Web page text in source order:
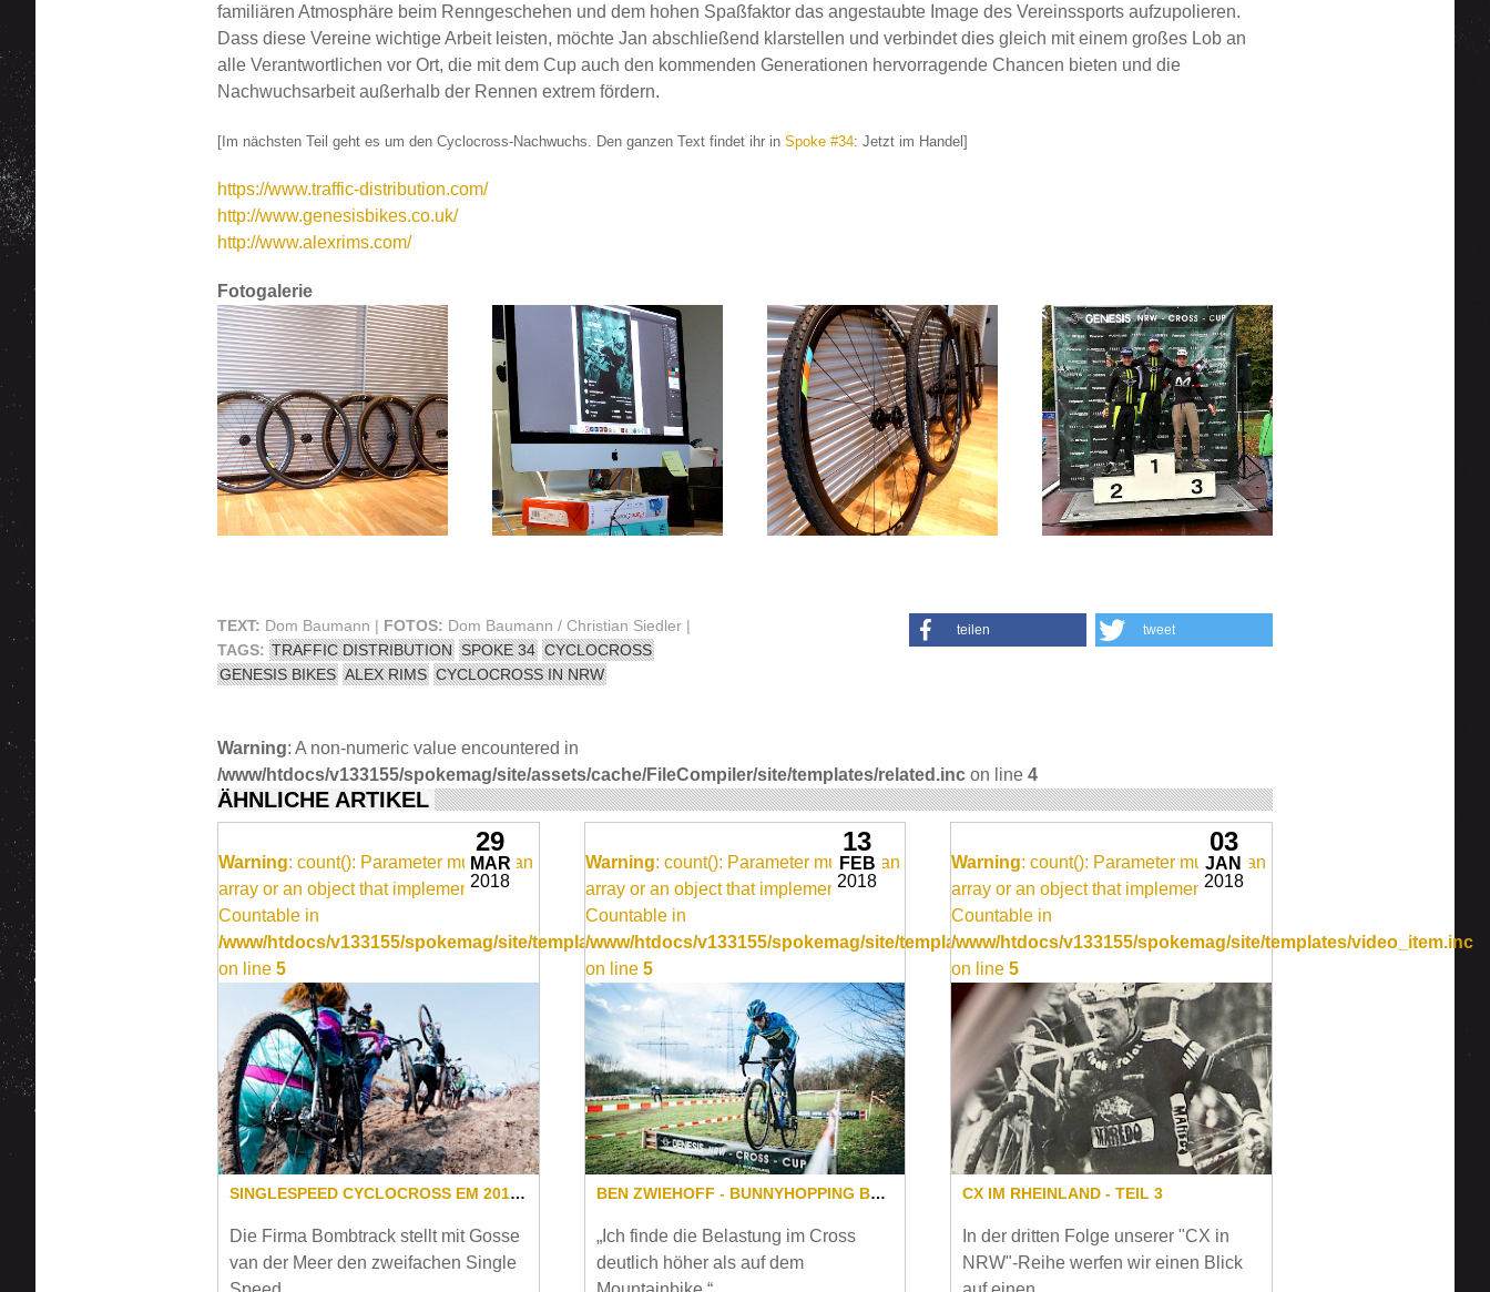
familiären Atmosphäre beim Renngeschehen und dem hohen Spaßfaktor das angestaubte Image des Vereinssports aufzupolieren.
Dass diese Vereine wichtige Arbeit leisten, möchte Jan abschließend klarstellen und verbindet dies gleich mit einem großes Lob an
alle Verantwortlichen vor Ort, die mit dem Cup auch den kommenden Generationen hervorragende Chancen bieten und die
Nachwuchsarbeit außerhalb der Rennen extrem fördern.
[Im nächsten Teil geht es um den Cyclocross-Nachwuchs. Den ganzen Text findet ihr in Spoke #34: Jetzt im Handel]
https://www.traffic-distribution.com/
http://www.genesisbikes.co.uk/
http://www.alexrims.com/
Fotogalerie
TEXT: Dom Baumann | FOTOS: Dom Baumann / Christian Siedler |
TAGS: TRAFFIC DISTRIBUTION SPOKE 34 CYCLOCROSS
GENESIS BIKES ALEX RIMS CYCLOCROSS IN NRW
teilen tweet
Warning: A non-numeric value encountered in
/www/htdocs/v133155/spokemag/site/assets/cache/FileCompiler/site/templates/related.incon line 4
ÄHNLICHE ARTIKEL
Warning: count(): Parameter must be an
array or an object that implements
Countable in
/www/htdocs/v133155/spokemag/site/templates/video_item.inc
on line 5
SINGLESPEED CYCLOCROSS EM 2018 IN KOKSIJDE
Die Firma Bombtrack stellt mit Gosse
van der Meer den zweifachen Single
29
MAR
2018
Warning: count(): Parameter must be an
array or an object that implements
Countable in
/www/htdocs/v133155/spokemag/site/templates/video_item.inc
on line 5
BEN ZWIEHOFF - BUNNYHOPPING BARRIERS
„Ich finde die Belastung im Cross
deutlich höher als auf dem
13
FEB
2018
Warning: count(): Parameter must be an
array or an object that implements
Countable in
/www/htdocs/v133155/spokemag/site/templates/video_item.inc
on line5
CX IM RHEINLAND - TEIL 3
In der dritten Folge unserer "CX in
NRW"-Reihe werfen wir einen Blick
03
JAN
2018